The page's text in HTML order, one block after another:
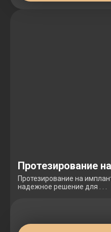
Протезирование
Протезирование на
надежное решение для . . .